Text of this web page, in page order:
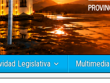
Legislativa Multimedia